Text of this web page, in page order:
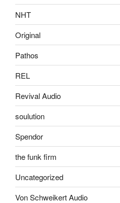
NHT
Original
Pathos
REL
Revival Audio
soulution
Spendor
the funk firm
Uncategorized
Von Schweikert Audio